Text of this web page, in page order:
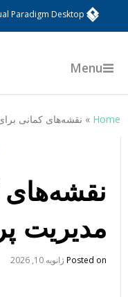
Paradigm Desktop
Menu
Home
» نقشه‌های کمانی برای
نقشه‌های
مدیریت
Posted onژانویه 10, 2026